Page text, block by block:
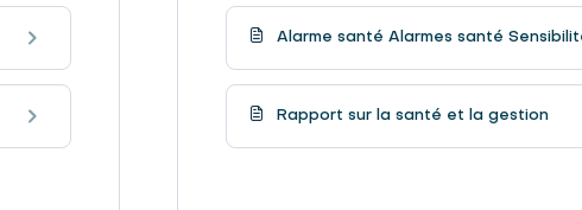
Alarme santé Alarmes santé
Rapport sur la santé et la gestion